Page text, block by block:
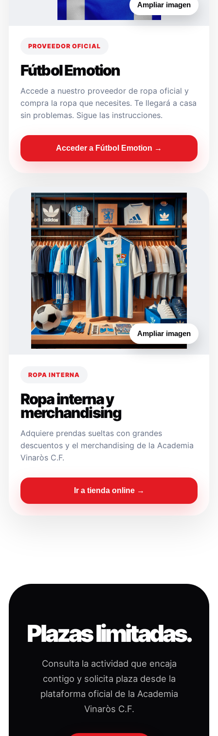
Ampliar imagen
PROVEEDOR OFICIAL
Fútbol Emotion
Accede a nuestro proveedor de ropa oficial y
compra la ropa que necesites. Te llegará a casa
sin problemas. Sigue las instrucciones.
Acceder a Fútbol Emotion →
Ampliar imagen
ROPA INTERNA
Ropa interna y
merchandising
Adquiere prendas sueltas con grandes
descuentos y el merchandising de la Academia
Vinaròs C.F.
Ir a tienda online →
Plazas limitadas.
Consulta la actividad que encaja
contigo y solicita plaza desde la
plataforma oficial de la Academia
Vinaròs C.F.